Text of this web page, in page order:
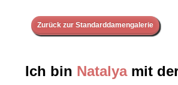
Zurück zur Standarddamengalerie
Ich bin Natalyamit